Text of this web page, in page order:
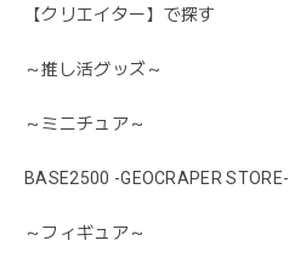
【クリエイター】で探す
～推し活グッズ～
～ミニチュア～
BASE2500 -GEOCRAPER STORE-
～フィギュア～